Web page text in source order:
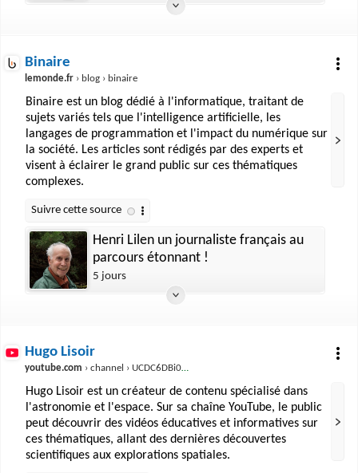
Binaire
lemonde.fr › blog › binaire
Binaire est un blog dédié à l'informatique, traitant de
sujets variés tels que l'intelligence artificielle, les
langages de programmation et l'impact du numérique sur
la société. Les articles sont rédigés par des experts et
visent à éclairer le grand public sur ces thématiques
complexes.
Henri Lilen un journaliste français au
parcours étonnant !
5 jours
Hugo Lisoir
youtube.com › channel › UCDC6DBi0kRp6Jk21xqfvFLA
Hugo Lisoir est un créateur de contenu spécialisé dans
l'astronomie et l'espace. Sur sa chaîne YouTube, le public
peut découvrir des vidéos éducatives et informatives sur
ces thématiques, allant des dernières découvertes
scientifiques aux explorations spatiales.